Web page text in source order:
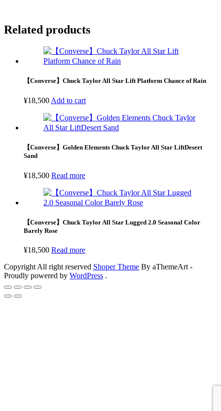
Related products
【Converse】Chuck Taylor All Star Lift Platform Chance of Rain
¥18,500 Add to cart
【Converse】Golden Elements Chuck Taylor All Star LiftDesert
Sand
¥18,500 Read more
【Converse】Chuck Taylor All Star Lugged 2.0 Seasonal Color
Barely Rose
¥18,500 Read more
Copyright All right reserved Shoper Theme By aThemeArt -
Proudly powered by WordPress .